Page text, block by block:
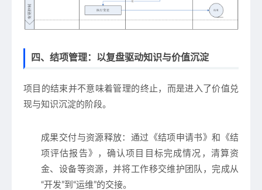
四、结项管理：以复盘驱动知识与价值沉淀
项目的结束并不意味着管理的终止，而是进入了价值兑
现与知识沉淀的阶段。
成果交付与资源释放：通过《结项申请书》和《结
项评估报告》，确认项目目标完成情况，清算资
金、设备等资源，并将工作移交维护团队，完成从
“开发”到“运维”的交接。